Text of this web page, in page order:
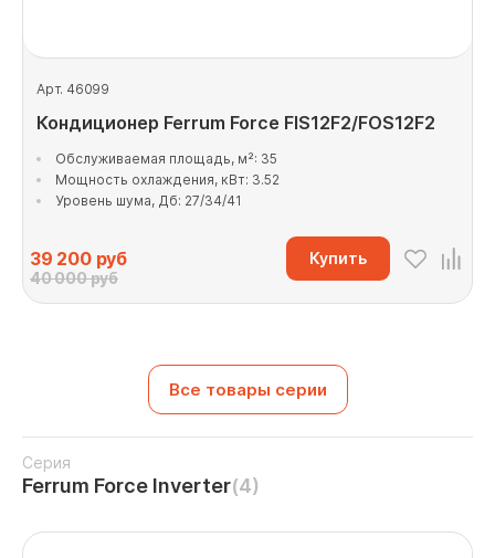
Арт. 46099
Кондиционер Ferrum Force FIS12F2/FOS12F2
Обслуживаемая площадь, м²: 35
Мощность охлаждения, кВт: 3.52
Уровень шума, Дб: 27/34/41
39 200руб
40 000 руб
Купить
Все товары серии
Серия
Ferrum Force Inverter(4)